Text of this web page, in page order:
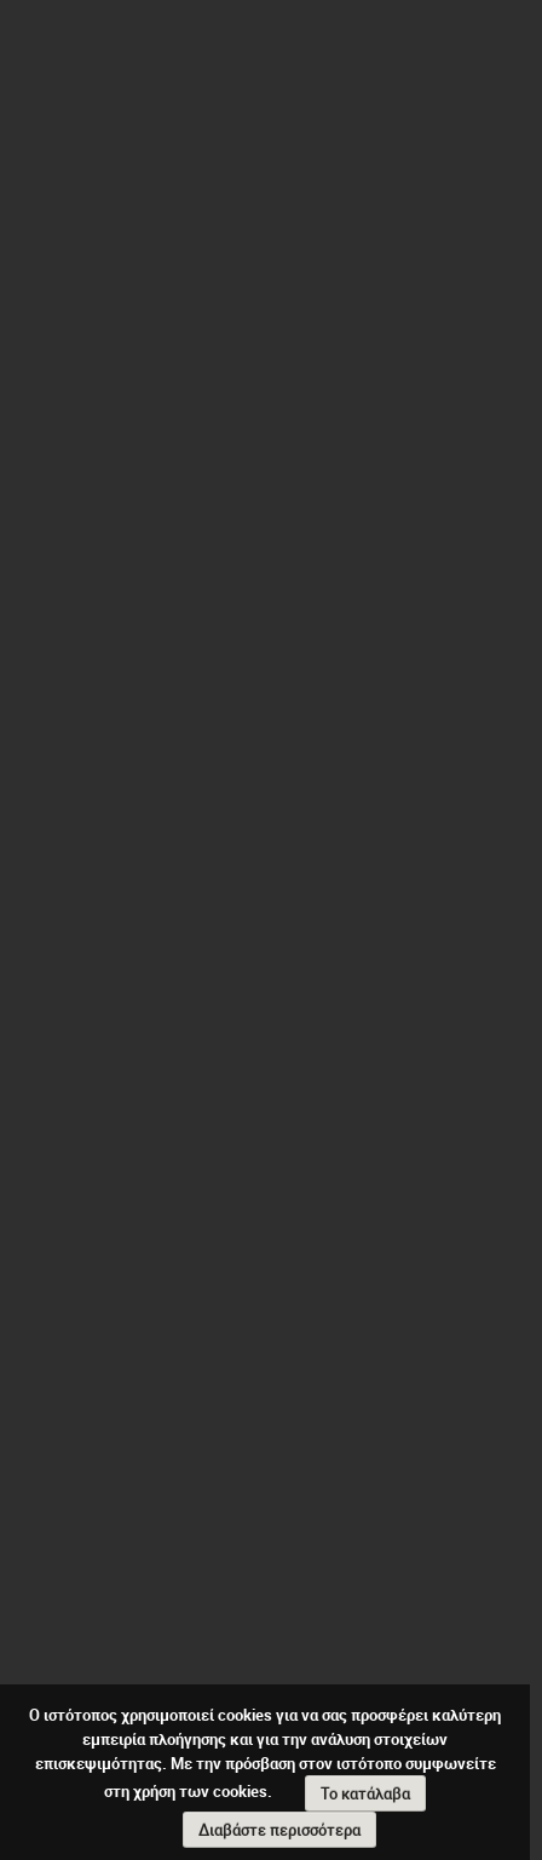
Ο ιστότοπος χρησιμοποιεί cookies για να σας προσφέρει καλύτερη
εμπειρία πλοήγησης και για την ανάλυση στοιχείων
επισκεψιμότητας. Με την πρόσβαση στον ιστότοπο συμφωνείτε
στη χρήση των cookies.
Το κατάλαβα
Διαβάστε περισσότερα